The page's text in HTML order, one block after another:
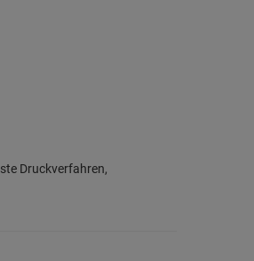
Druckverfahren,